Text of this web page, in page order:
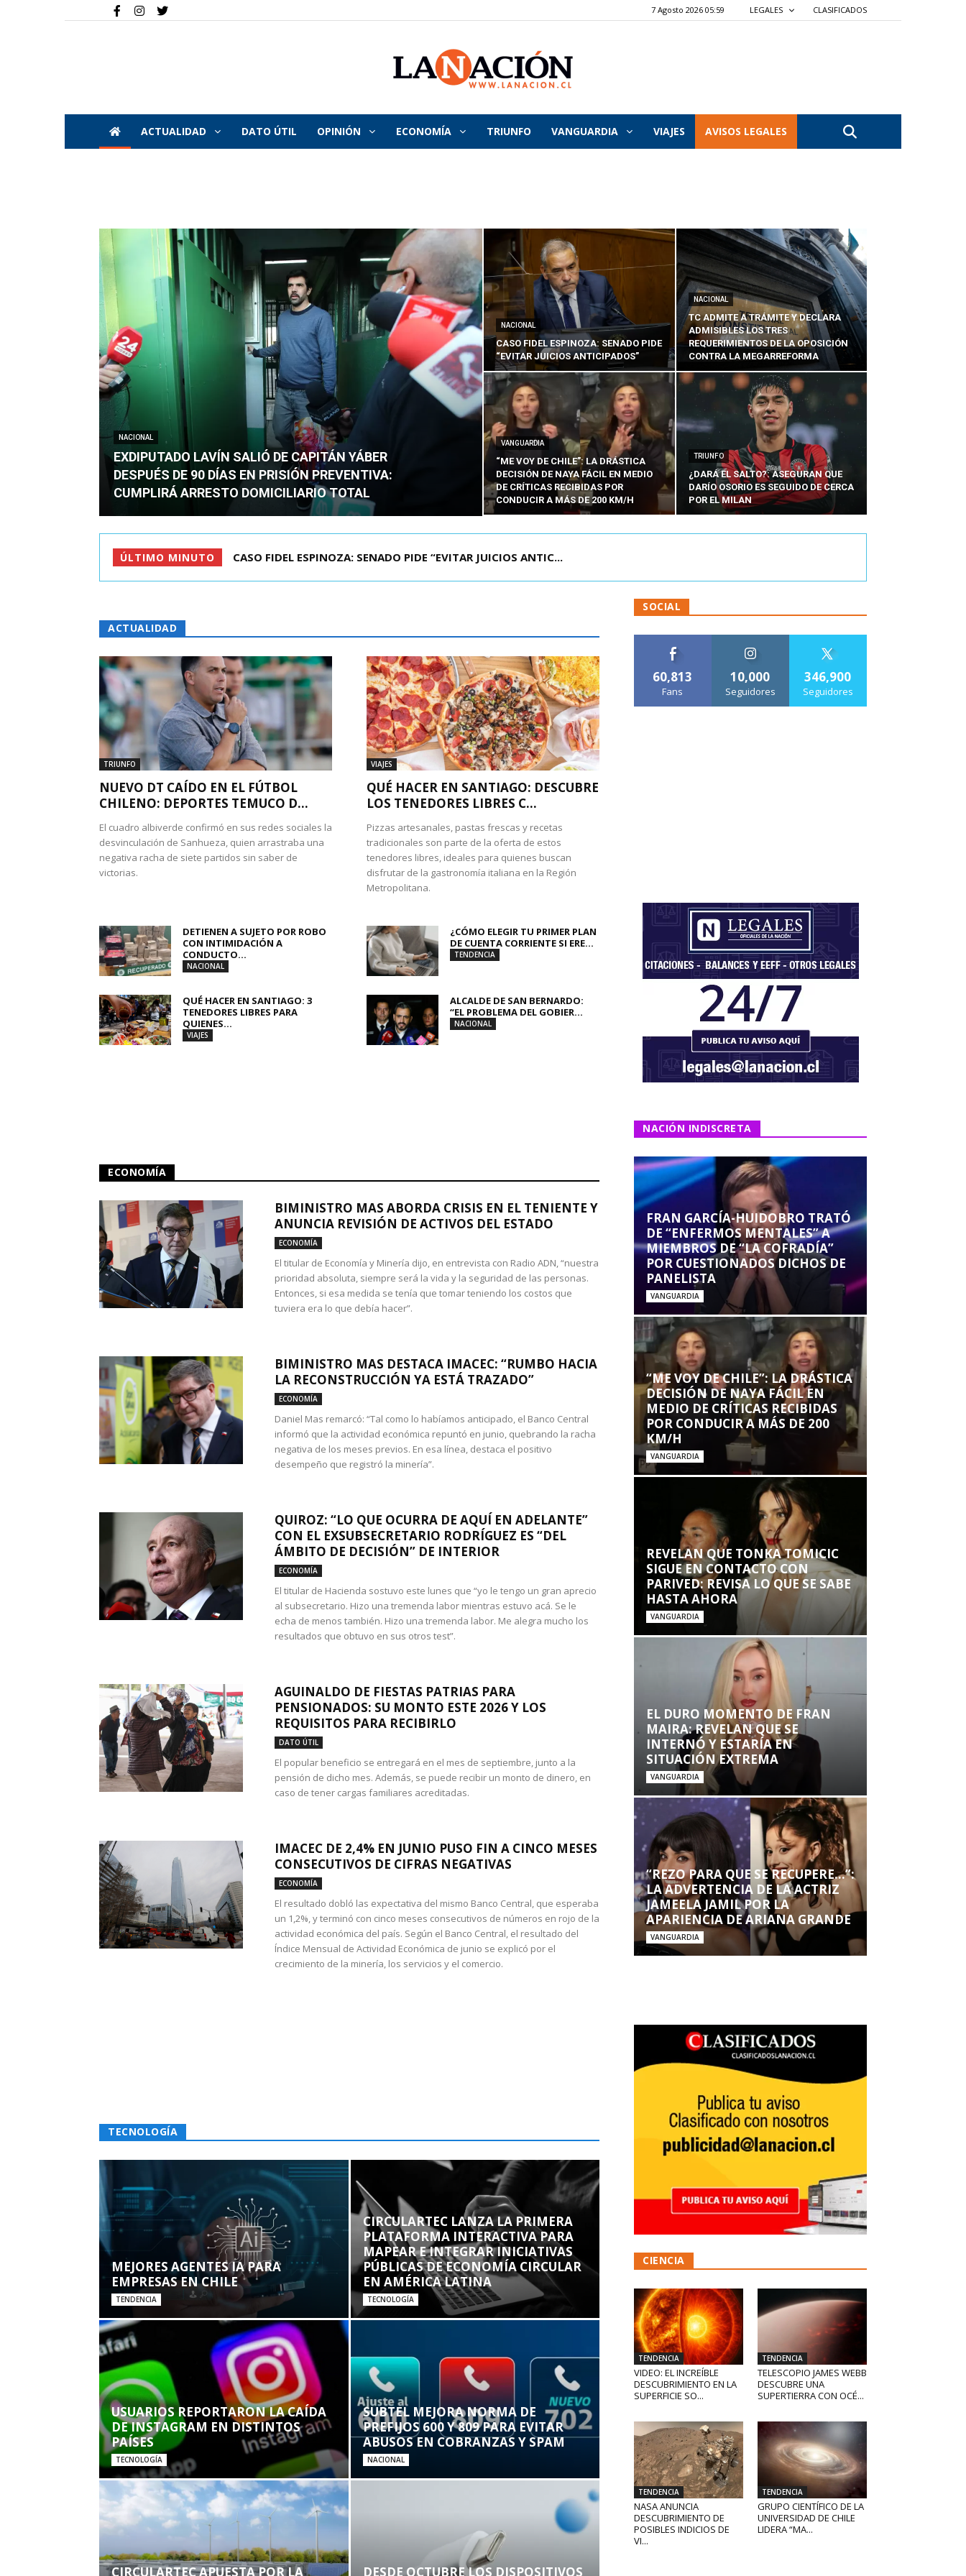
7 Agosto 2026 05:59 LEGALES CLASIFICADOS
La
Nación
ACTUALIDAD DATO ÚTIL OPINIÓN ECONOMÍA TRIUNFO VANGUARDIA VIAJES AVISOS LEGALES
NACIONAL
EXDIPUTADO LAVÍN SALIÓ DE CAPITÁN YÁBER
DESPUÉS DE 90 DÍAS EN PRISIÓN PREVENTIVA:
CUMPLIRÁ ARRESTO DOMICILIARIO TOTAL
NACIONAL
CASO FIDEL ESPINOZA: SENADO PIDE
“EVITAR JUICIOS ANTICIPADOS”
NACIONAL
TC ADMITE A TRÁMITE Y DECLARA
ADMISIBLES LOS TRES
REQUERIMIENTOS DE LA OPOSICIÓN
CONTRA LA MEGARREFORMA
VANGUARDIA
“ME VOY DE CHILE”: LA DRÁSTICA
DECISIÓN DE NAYA FÁCIL EN MEDIO
DE CRÍTICAS RECIBIDAS POR
CONDUCIR A MÁS DE 200 KM/H
TRIUNFO
¿DARÁ EL SALTO?: ASEGURAN QUE
DARÍO OSORIO ES SEGUIDO DE CERCA
POR EL MILAN
ÚLTIMO MINUTO TC ADMITE A TRÁMITE Y DECLARA ADMISIBLES LOS TRES REQU...
ACTUALIDAD
TRIUNFO
NUEVO DT CAÍDO EN EL FÚTBOL
CHILENO: DEPORTES TEMUCO D...
El cuadro albiverde confirmó en sus redes sociales la
desvinculación de Sanhueza, quien arrastraba una
negativa racha de siete partidos sin saber de
victorias.
VIAJES
QUÉ HACER EN SANTIAGO: DESCUBRE
LOS TENEDORES LIBRES C...
Pizzas artesanales, pastas frescas y recetas
tradicionales son parte de la oferta de estos
tenedores libres, ideales para quienes buscan
disfrutar de la gastronomía italiana en la Región
Metropolitana.
DETIENEN A SUJETO POR ROBO
CON INTIMIDACIÓN A
CONDUCTO...
NACIONAL
¿CÓMO ELEGIR TU PRIMER PLAN
DE CUENTA CORRIENTE SI ERE...
TENDENCIA
QUÉ HACER EN SANTIAGO: 3
TENEDORES LIBRES PARA
QUIENES...
VIAJES
ALCALDE DE SAN BERNARDO:
“EL PROBLEMA DEL GOBIER...
NACIONAL
ECONOMÍA
BIMINISTRO MAS ABORDA CRISIS EN EL TENIENTE Y
ANUNCIA REVISIÓN DE ACTIVOS DEL ESTADO
ECONOMÍA
El titular de Economía y Minería dijo, en entrevista con Radio ADN, “nuestra
prioridad absoluta, siempre será la vida y la seguridad de las personas.
Entonces, si esa medida se tenía que tomar teniendo los costos que
tuviera era lo que debía hacer”.
BIMINISTRO MAS DESTACA IMACEC: “RUMBO HACIA
LA RECONSTRUCCIÓN YA ESTÁ TRAZADO”
ECONOMÍA
Daniel Mas remarcó: “Tal como lo habíamos anticipado, el Banco Central
informó que la actividad económica repuntó en junio, quebrando la racha
negativa de los meses previos. En esa línea, destaca el positivo
desempeño que registró la minería”.
QUIROZ: “LO QUE OCURRA DE AQUÍ EN ADELANTE”
CON EL EXSUBSECRETARIO RODRÍGUEZ ES “DEL
ÁMBITO DE DECISIÓN” DE INTERIOR
ECONOMÍA
El titular de Hacienda sostuvo este lunes que “yo le tengo un gran aprecio
al subsecretario. Hizo una tremenda labor mientras estuvo acá. Se le
echa de menos también. Hizo una tremenda labor. Me alegra mucho los
resultados que obtuvo en sus otros test”.
AGUINALDO DE FIESTAS PATRIAS PARA
PENSIONADOS: SU MONTO ESTE 2026 Y LOS
REQUISITOS PARA RECIBIRLO
DATO ÚTIL
El popular beneficio se entregará en el mes de septiembre, junto a la
pensión de dicho mes. Además, se puede recibir un monto de dinero, en
caso de tener cargas familiares acreditadas.
IMACEC DE 2,4% EN JUNIO PUSO FIN A CINCO MESES
CONSECUTIVOS DE CIFRAS NEGATIVAS
ECONOMÍA
El resultado dobló las expectativa del mismo Banco Central, que esperaba
un 1,2%, y terminó con cinco meses consecutivos de números en rojo de la
actividad económica del país. Según el Banco Central, el resultado del
Índice Mensual de Actividad Económica de junio se explicó por el
crecimiento de la minería, los servicios y el comercio.
TECNOLOGÍA
MEJORES AGENTES IA PARA
EMPRESAS EN CHILE
TENDENCIA
CIRCULARTEC LANZA LA PRIMERA
PLATAFORMA INTERACTIVA PARA
MAPEAR E INTEGRAR INICIATIVAS
PÚBLICAS DE ECONOMÍA CIRCULAR
EN AMÉRICA LATINA
TECNOLOGÍA
USUARIOS REPORTARON LA CAÍDA
DE INSTAGRAM EN DISTINTOS
PAÍSES
TECNOLOGÍA
SUBTEL MEJORA NORMA DE
PREFIJOS 600 Y 809 PARA EVITAR
ABUSOS EN COBRANZAS Y SPAM
NACIONAL
CIRCULARTEC APUESTA POR LA DESDE OCTUBRE LOS DISPOSITIVOS
SOCIAL
60,813
Fans
10,000
Seguidores
346,900
Seguidores
NACIÓN INDISCRETA
FRAN GARCÍA-HUIDOBRO TRATÓ
DE “ENFERMOS MENTALES” A
MIEMBROS DE “LA COFRADÍA”
POR CUESTIONADOS DICHOS DE
PANELISTA
VANGUARDIA
“ME VOY DE CHILE”: LA DRÁSTICA
DECISIÓN DE NAYA FÁCIL EN
MEDIO DE CRÍTICAS RECIBIDAS
POR CONDUCIR A MÁS DE 200
KM/H
VANGUARDIA
REVELAN QUE TONKA TOMICIC
SIGUE EN CONTACTO CON
PARIVED: REVISA LO QUE SE SABE
HASTA AHORA
VANGUARDIA
EL DURO MOMENTO DE FRAN
MAIRA: REVELAN QUE SE
INTERNÓ Y ESTARÍA EN
SITUACIÓN EXTREMA
VANGUARDIA
“REZO PARA QUE SE RECUPERE…”:
LA ADVERTENCIA DE LA ACTRIZ
JAMEELA JAMIL POR LA
APARIENCIA DE ARIANA GRANDE
VANGUARDIA
CIENCIA
TENDENCIA
VIDEO: EL INCREÍBLE
DESCUBRIMIENTO EN LA
SUPERFICIE SO...
TENDENCIA
TELESCOPIO JAMES WEBB
DESCUBRE UNA
SUPERTIERRA CON OCÉ...
TENDENCIA
NASA ANUNCIA
DESCUBRIMIENTO DE
POSIBLES INDICIOS DE
VI...
TENDENCIA
GRUPO CIENTÍFICO DE LA
UNIVERSIDAD DE CHILE
LIDERA “MA...